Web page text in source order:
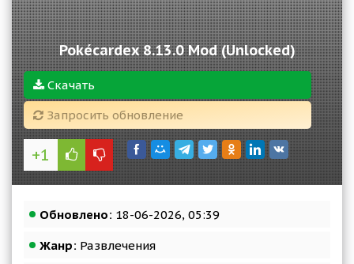
Pokécardex 8.13.0 Mod (Unlocked)
Скачать
Запросить обновление
+1
Обновлено: 18-06-2026, 05:39
Жанр: Развлечения